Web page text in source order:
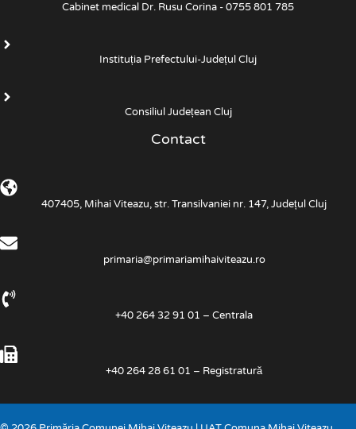
Cabinet medical Dr. Rusu Corina - 0755 801 785
Instituția Prefectului-Județul Cluj
Consiliul Județean Cluj
Contact
407405, Mihai Viteazu, str. Transilvaniei nr. 147, Județul Cluj
primaria@primariamihaiviteazu.ro
+40 264 32 91 01 – Centrala
+40 264 28 61 01 – Registratură